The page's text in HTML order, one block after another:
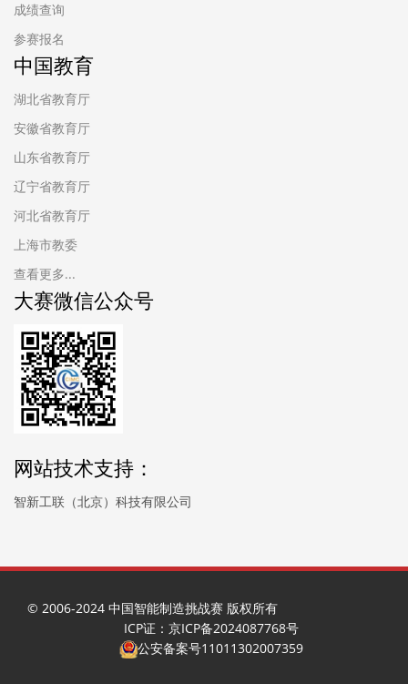
成绩查询
参赛报名
中国教育
湖北省教育厅
安徽省教育厅
山东省教育厅
辽宁省教育厅
河北省教育厅
上海市教委
查看更多...
大赛微信公众号
网站技术支持：
智新工联（北京）科技有限公司
© 2006-2024 中国智能制造挑战赛 版权所有
ICP证：京ICP备2024087768号
公安备案号11011302007359